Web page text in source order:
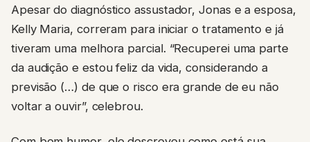
Apesar do diagnóstico assustador, Jonas e a esposa,
Kelly Maria, correram para iniciar o tratamento e já
tiveram uma melhora parcial. “Recuperei uma parte
da audição e estou feliz da vida, considerando a
previsão (…) de que o risco era grande de eu não
voltar a ouvir”, celebrou.